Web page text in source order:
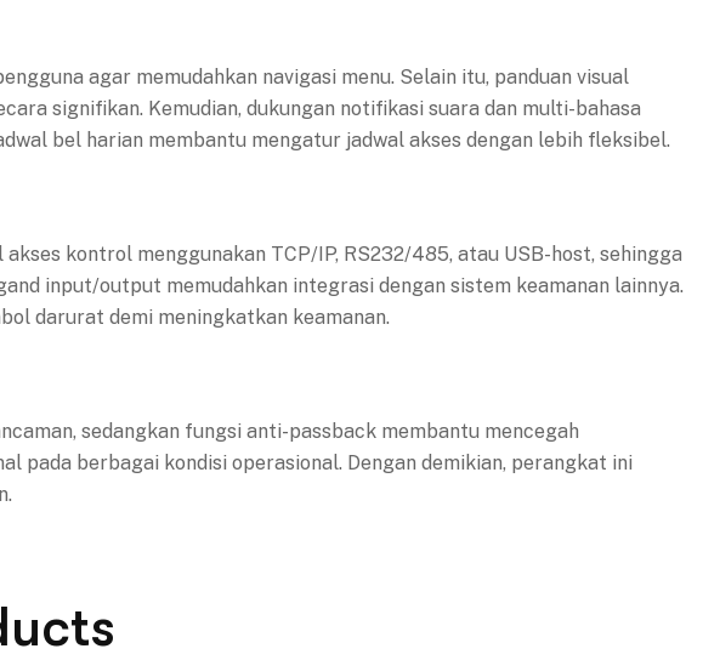
agar memudahkan navigasi menu. Selain itu, panduan visual
signifikan. Kemudian, dukungan notifikasi suara dan multi-bahasa
bel harian membantu mengatur jadwal akses dengan lebih fleksibel.
kontrol menggunakan TCP/IP, RS232/485, atau USB-host, sehingga
input/output memudahkan integrasi dengan sistem keamanan lainnya.
darurat demi meningkatkan keamanan.
sedangkan fungsi anti-passback membantu mencegah
pada berbagai kondisi operasional. Dengan demikian, perangkat ini